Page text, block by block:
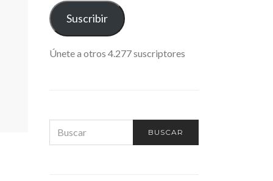
ELECTRÓNICO
Suscribir
Únete a otros 4.277 suscriptores
FOR:
BUSCAR